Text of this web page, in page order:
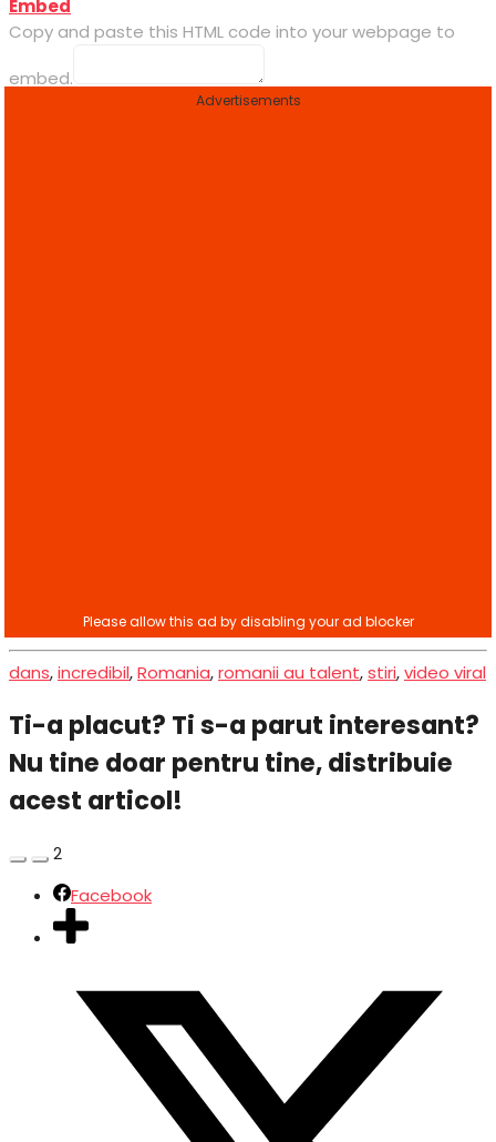
Embed
Copy and paste this HTML code into your webpage to
embed.
Advertisements
dans,incredibil,Romania,romanii au talent,stiri,video viral
Ti-a placut? Ti s-a parut interesant?
Nu tine doar pentru tine, distribuie
acest articol!
2
Facebook